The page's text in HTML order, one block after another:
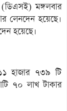
(ডিএসই) মঙ্গলবার
লেনদেন হয়েছে।
হয়েছে।
হাজার ৭৩৯ টি
৭০ লাখ টাকার